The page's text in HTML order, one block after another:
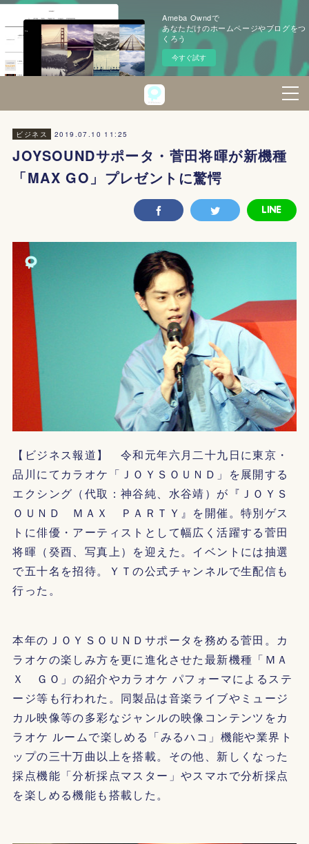
Ameba Owndで
あなただけのホームページやブログをつ
くろう
今すぐ試す
ビジネス 2019.07.10 11:25
JOYSOUNDサポータ・菅田将暉が新機種
「MAX GO」プレゼントに驚愕
【ビジネス報道】 令和元年六月二十九日に東京・
品川にてカラオケ「ＪＯＹＳＯＵＮＤ」を展開する
エクシング（代取：神谷純、水谷靖）が『ＪＯＹＳ
ＯＵＮＤ ＭＡＸ ＰＡＲＴＹ』を開催。特別ゲス
トに俳優・アーティストとして幅広く活躍する菅田
将暉（癸酉、写真上）を迎えた。イベントには抽選
で五十名を招待。ＹＴの公式チャンネルで生配信も
行った。
本年のＪＯＹＳＯＵＮＤサポータを務める菅田。カ
ラオケの楽しみ方を更に進化させた最新機種「ＭＡ
Ｘ ＧＯ」の紹介やカラオケ パフォーマによるステ
ージ等も行われた。同製品は音楽ライブやミュージ
カル映像等の多彩なジャンルの映像コンテンツをカ
ラオケ ルームで楽しめる「みるハコ」機能や業界ト
ップの三十万曲以上を搭載。その他、新しくなった
採点機能「分析採点マスター」やスマホで分析採点
を楽しめる機能も搭載した。